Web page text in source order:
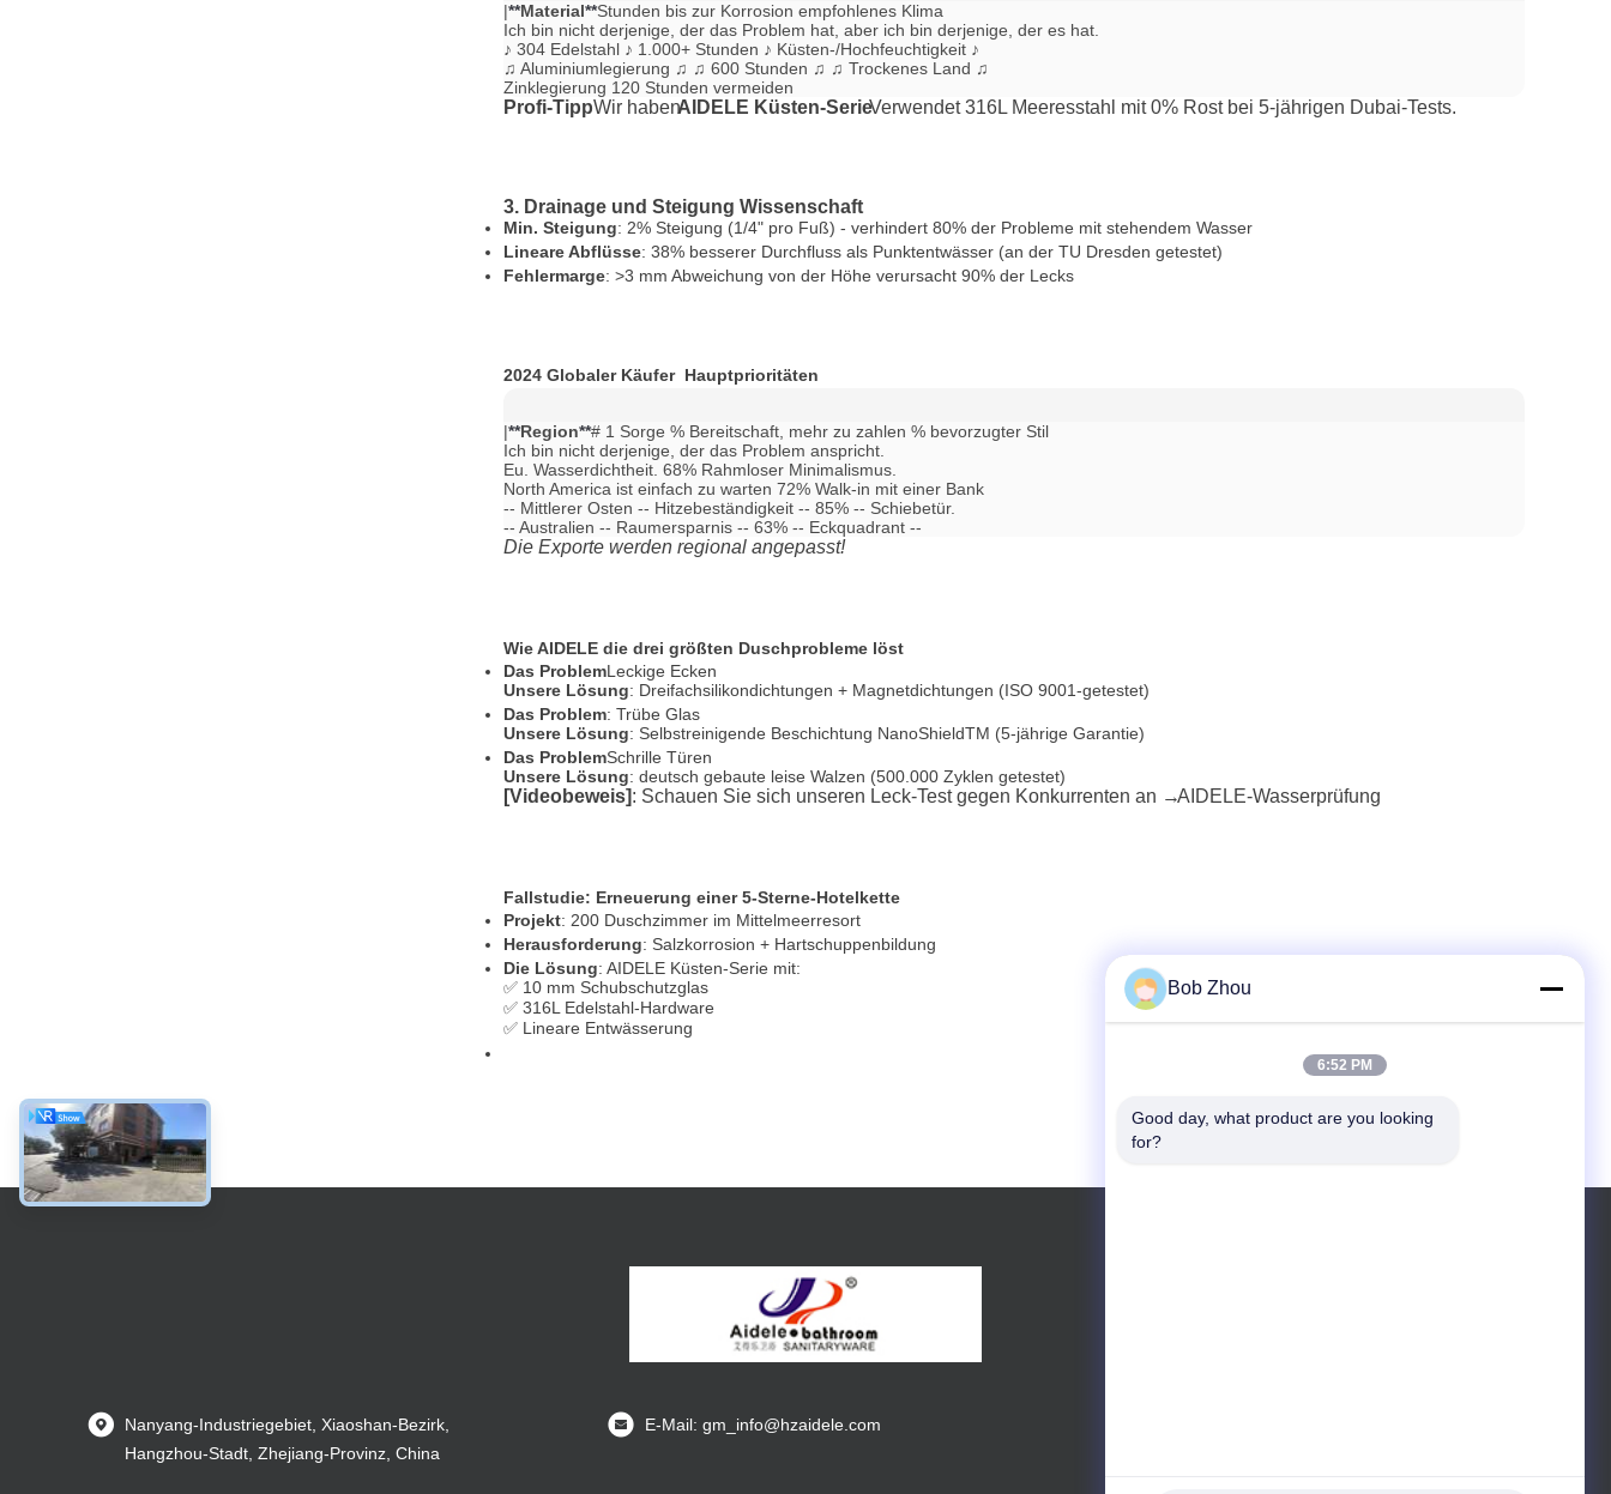
|**Material**Stunden bis zur Korrosion empfohlenes Klima
Ich bin nicht derjenige, der das Problem hat, aber ich bin derjenige, der es hat.
♪ 304 Edelstahl ♪ 1.000+ Stunden ♪ Küsten-/Hochfeuchtigkeit ♪
♫ Aluminiumlegierung ♫ ♫ 600 Stunden ♫ ♫ Trockenes Land ♫
Zinklegierung 120 Stunden vermeiden
Profi-TippWir habenAIDELE Küsten-SerieVerwendet 316L Meeresstahl mit 0% Rost bei 5-jährigen Dubai-Tests.
3. Drainage und Steigung Wissenschaft
Min. Steigung: 2% Steigung (1/4" pro Fuß) - verhindert 80% der Probleme mit stehendem Wasser
Lineare Abflüsse: 38% besserer Durchfluss als Punktentwässer (an der TU Dresden getestet)
Fehlermarge: >3 mm Abweichung von der Höhe verursacht 90% der Lecks
2024 Globaler Käufer  Hauptprioritäten
|**Region**# 1 Sorge % Bereitschaft, mehr zu zahlen % bevorzugter Stil
Ich bin nicht derjenige, der das Problem anspricht.
Eu. Wasserdichtheit. 68% Rahmloser Minimalismus.
North America ist einfach zu warten 72% Walk-in mit einer Bank
-- Mittlerer Osten -- Hitzebeständigkeit -- 85% -- Schiebetür.
-- Australien -- Raumersparnis -- 63% -- Eckquadrant --
Die Exporte werden regional angepasst!
Wie AIDELE die drei größten Duschprobleme löst
Das ProblemLeckige Ecken
Unsere Lösung: Dreifachsilikondichtungen + Magnetdichtungen (ISO 9001-getestet)
Das Problem: Trübe Glas
Unsere Lösung: Selbstreinigende Beschichtung NanoShieldTM (5-jährige Garantie)
Das ProblemSchrille Türen
Unsere Lösung: deutsch gebaute leise Walzen (500.000 Zyklen getestet)
[Videobeweis]: Schauen Sie sich unseren Leck-Test gegen Konkurrenten an →AIDELE-Wasserprüfung
Fallstudie: Erneuerung einer 5-Sterne-Hotelkette
Projekt: 200 Duschzimmer im Mittelmeerresort
Herausforderung: Salzkorrosion + Hartschuppenbildung
Die Lösung: AIDELE Küsten-Serie mit:
✅ 10 mm Schubschutzglas
✅ 316L Edelstahl-Hardware
✅ Lineare Entwässerung
Nanyang-Industriegebiet, Xiaoshan-Bezirk,
Hangzhou-Stadt, Zhejiang-Provinz, China
E-Mail: gm_info@hzaidele.com
Bob Zhou
6:52 PM
Good day, what product are you looking
for?